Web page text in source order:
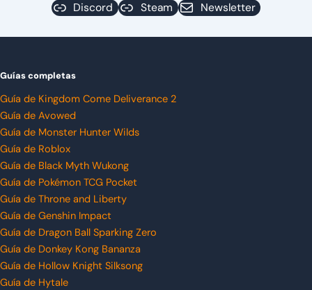
Discord
Steam Newsletter
Guías completas
Guía de Kingdom Come Deliverance 2
Guía de Avowed
Guía de Monster Hunter Wilds
Guía de Roblox
Guía de Black Myth Wukong
Guía de Pokémon TCG Pocket
Guía de Throne and Liberty
Guía de Genshin Impact
Guía de Dragon Ball Sparking Zero
Guía de Donkey Kong Bananza
Guía de Hollow Knight Silksong
Guía de Hytale